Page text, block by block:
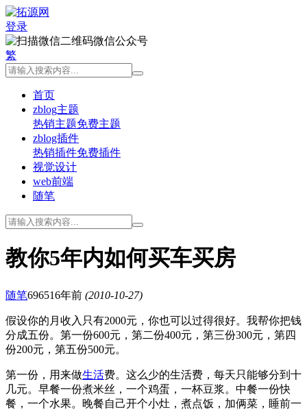
登录
微信公众号
繁
首页
zblog主题
热销主题免费主题
zblog插件
热销插件免费插件
视觉设计
web前端
随笔
教你5年内如何买车买房
随笔696516年前 (2010-10-27)
假设你的月收入只有2000元，你也可以过得很好。我帮你把钱
分成五份。第一份600元，第二份400元，第三份300元，第四
份200元，第五份500元。
第一份，用来做生活费。这么少的生活费，每天只能够分到十
几元。早餐一份煮米丝，一个鸡蛋，一杯豆浆。中餐一份快
餐，一个水果。晚餐自己开个小灶，煮点饭，加俩菜，睡前一